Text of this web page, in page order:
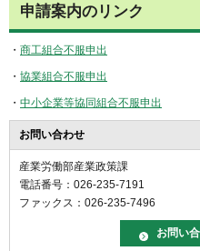
申請案内のリンク
・ 商工組合不服申出
・ 協業組合不服申出
・ 中小企業等協同組合不服申出
お問い合わせ
産業労働部産業政策課
電話番号：026-235-7191
ファックス：026-235-7496